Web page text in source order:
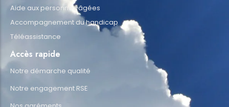
Aide aux personnes âgées
Accompagnement du handicap
Téléassistance
Accès rapide
Notre démarche qualité
Notre engagement RSE